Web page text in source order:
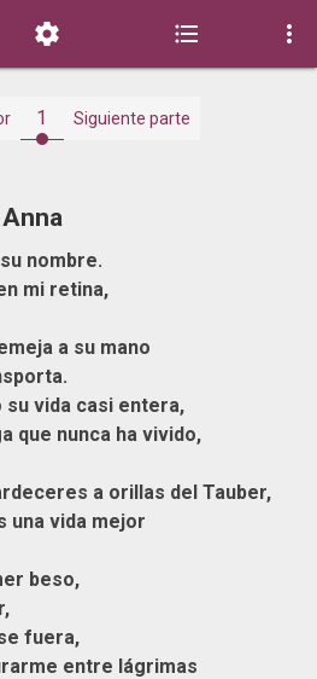
  
1 Siguiente parte
nombre.
mi retina,
a su mano
su vida casi entera,
que nunca ha vivido,
a orillas del Tauber,
una vida mejor
beso,
fuera,
entre lágrimas